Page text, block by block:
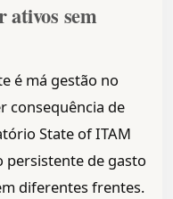
ativos sem
é má gestão no
consequência de
State of ITAM
persistente de gasto
diferentes frentes.